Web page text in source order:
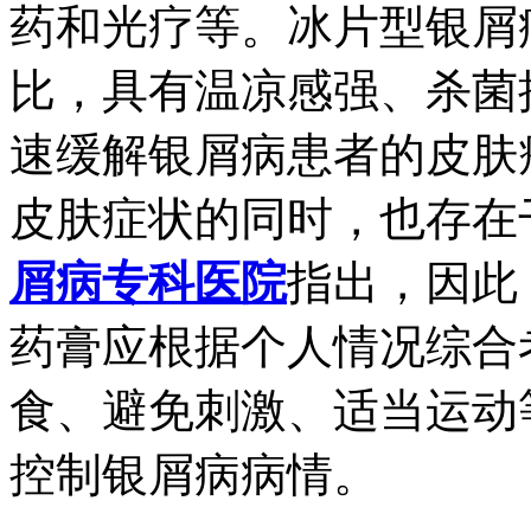
药和光疗等。冰片型银
比，具有温凉感强、杀
速缓解银屑病患者的皮
皮肤症状的同时，也存
屑病专科医院指出，因
药膏应根据个人情况综
食、避免刺激、适当运
控制银屑病病情。